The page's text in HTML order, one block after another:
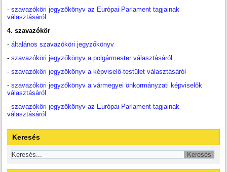
-szavazóköri jegyzőkönyv az Európai Parlament tagjainak
választásáról
4. szavazókör
-általános szavazóköri jegyzőkönyv
-szavazóköri jegyzőkönyv a polgármester választásáról
-szavazóköri jegyzőkönyv a képviselő-testület választásáról
-szavazóköri jegyzőkönyv a vármegyei önkormányzati képviselők
választásáról
-szavazóköri jegyzőkönyv az Európai Parlament tagjainak
választásáról
Keresés